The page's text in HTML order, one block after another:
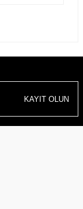
KAYIT OLUN